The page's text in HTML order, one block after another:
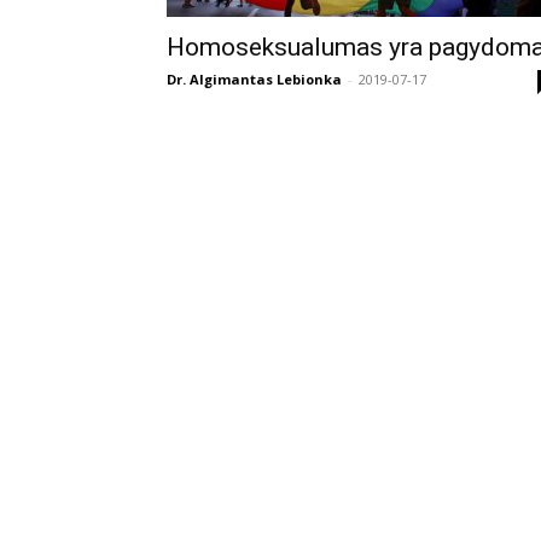
Homoseksualumas yra
Dr. Algimantas Lebionka - 2019-07-17